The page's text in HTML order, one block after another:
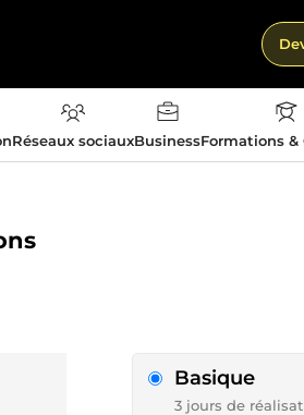
Réseaux sociauxBusinessFormations &
Basique
3 jours de